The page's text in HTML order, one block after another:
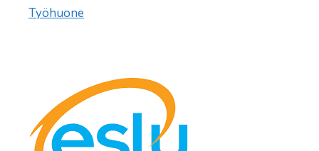
Työhuone